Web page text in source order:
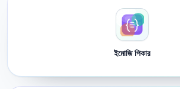
ইমোজি পিকার